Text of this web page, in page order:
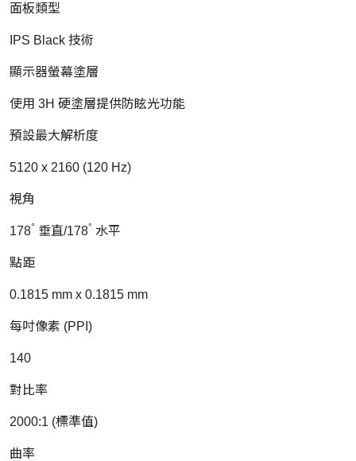
面板類型
IPS Black 技術
顯示器螢幕塗層
使用 3H 硬塗層提供防眩光功能
預設最大解析度
5120 x 2160 (120 Hz)
視角
178° 垂直/178° 水平
點距
0.1815 mm x 0.1815 mm
每吋像素 (PPI)
140
對比率
2000:1 (標準值)
曲率